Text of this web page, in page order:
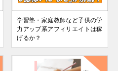
学習塾・家庭教師など子供の学
力アップ系アフィリエイトは稼
げるか？